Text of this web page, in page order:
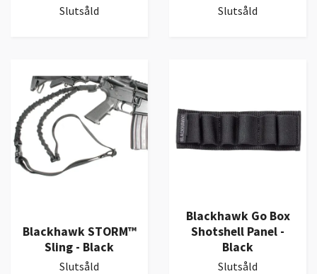
Slutsåld Slutsåld
Blackhawk STORM™
Sling - Black
Slutsåld
Blackhawk Go Box
Shotshell Panel -
Black
Slutsåld